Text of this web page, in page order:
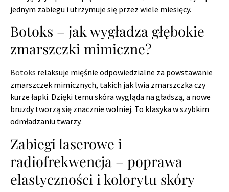
jednym zabiegu i utrzymuje się przez wiele miesięcy.
Botoks – jak wygładza głębokie
zmarszczki mimiczne?
Botoks relaksuje mięśnie odpowiedzialne za powstawanie
zmarszczek mimicznych, takich jak lwia zmarszczka czy
kurze łapki. Dzięki temu skóra wygląda na gładszą, a nowe
bruzdy tworzą się znacznie wolniej. To klasyka w szybkim
odmładzaniu twarzy.
Zabiegi laserowe i
radiofrekwencja – poprawa
elastyczności i kolorytu skóry